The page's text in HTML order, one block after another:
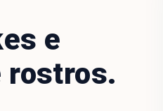
e
rostros.